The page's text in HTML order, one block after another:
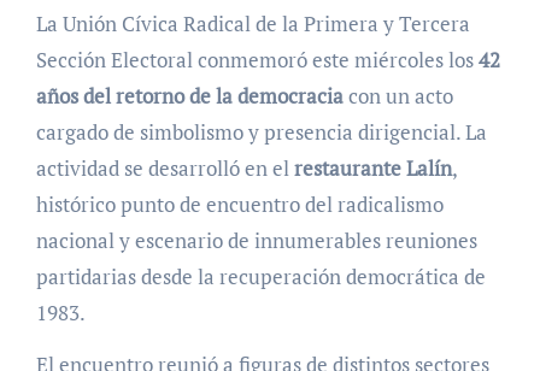
La Unión Cívica Radical de la Primera y Tercera
Sección Electoral conmemoró este miércoles los42
años del retorno de la democraciacon un acto
cargado de simbolismo y presencia dirigencial. La
actividad se desarrolló en elrestaurante Lalín,
histórico punto de encuentro del radicalismo
nacional y escenario de innumerables reuniones
partidarias desde la recuperación democrática de
1983.
El encuentro reunió a figuras de distintos sectores